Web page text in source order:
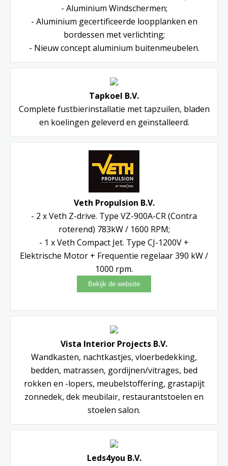
- Aluminium Windschermen;
- Aluminium gecertificeerde loopplanken en
bordessen met verlichting;
- Nieuw concept aluminium buitenmeubelen.
Tapkoel B.V.
Complete fustbierinstallatie met tapzuilen, bladen
en koelingen geleverd en geïnstalleerd.
Veth Propulsion B.V.
- 2 x Veth Z-drive. Type VZ-900A-CR (Contra
roterend) 783kW / 1600 RPM;
- 1 x Veth Compact Jet. Type CJ-1200V +
Elektrische Motor + Frequentie regelaar 390 kW /
1000 rpm.
Vista Interior Projects B.V.
Wandkasten, nachtkastjes, vloerbedekking,
bedden, matrassen, gordijnen/vitrages, bed
rokken en -lopers, meubelstoffering, grastapijt
zonnedek, dek meubilair, restaurantstoelen en
stoelen salon.
Leds4you B.V.